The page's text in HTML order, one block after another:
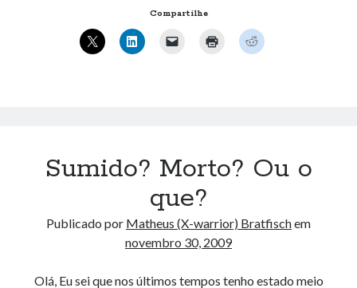
Compartilhe
Sumido? Morto? Ou o
que?
Publicado por Matheus (X-warrior) Bratfischem
novembro 30, 2009
Olá, Eu sei que nos últimos tempos tenho estado meio